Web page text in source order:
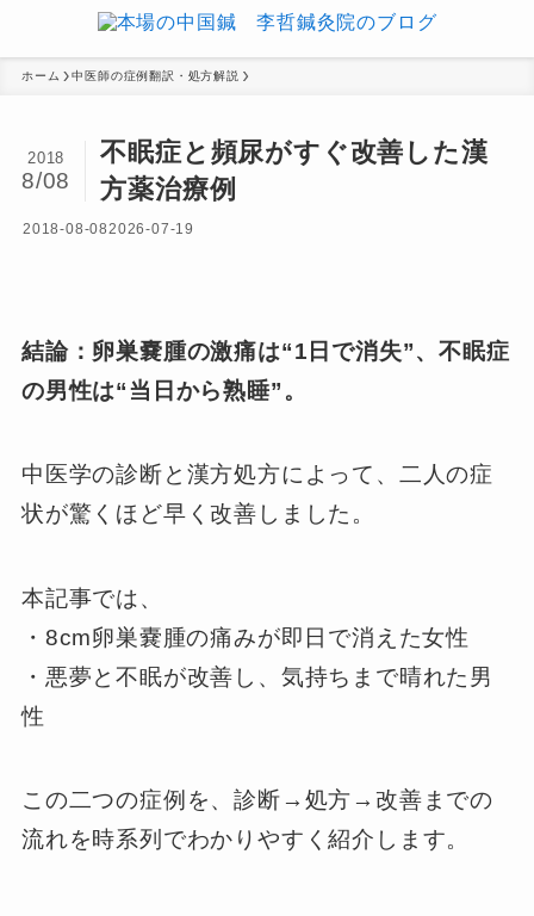
ホーム 中医師の症例翻訳・処方解説
不眠症と頻尿がすぐ改善した漢
方薬治療例
2018
8/08
2018-08-082026-07-19
結論：卵巣嚢腫の激痛は“1日で消失”、不眠症
の男性は“当日から熟睡”。
中医学の診断と漢方処方によって、二人の症
状が驚くほど早く改善しました。
本記事では、
・8cm卵巣嚢腫の痛みが即日で消えた女性
・悪夢と不眠が改善し、気持ちまで晴れた男
性
この二つの症例を、診断→処方→改善までの
流れを時系列でわかりやすく紹介します。